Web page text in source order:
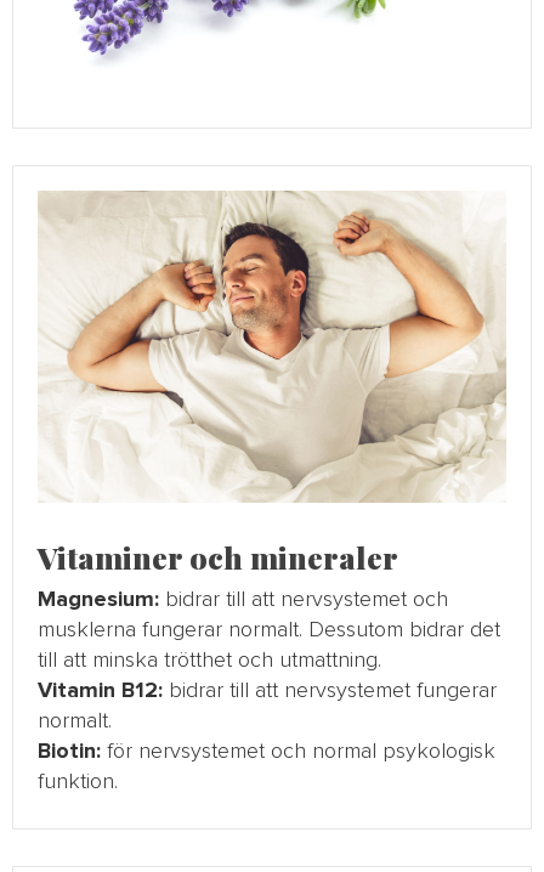
Vitaminer och mineraler
Magnesium: bidrar till att nervsystemet och
musklerna fungerar normalt. Dessutom bidrar det
till att minska trötthet och utmattning.
Vitamin B12: bidrar till att nervsystemet fungerar
normalt.
Biotin: för nervsystemet och normal psykologisk
funktion.